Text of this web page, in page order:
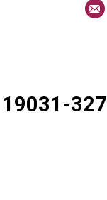
19031-327